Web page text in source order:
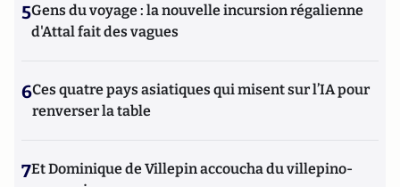
5Gens du voyage : la nouvelle incursion régalienne
d'Attal fait des vagues
6Ces quatre pays asiatiques qui misent sur l’IA pour
renverser la table
7Et Dominique de Villepin accoucha du villepino-